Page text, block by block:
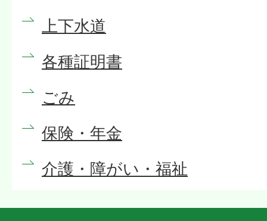
上下水道
各種証明書
ごみ
保険・年金
介護・障がい・福祉